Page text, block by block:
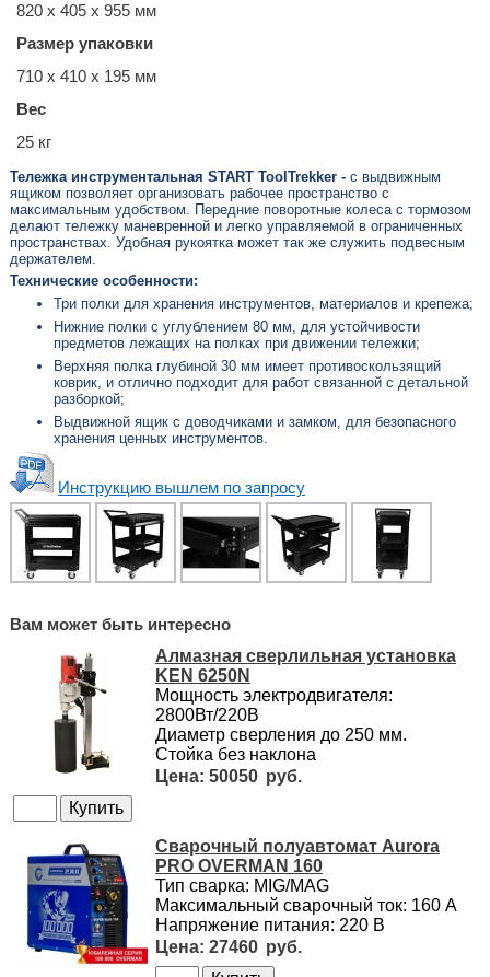
820 x 405 x 955 мм
Размер упаковки
710 x 410 x 195 мм
Вес
25 кг
Тележка инструментальная START ToolTrekker -с выдвижным
ящиком позволяет организовать рабочее пространство с
максимальным удобством. Передние поворотные колеса с тормозом
делают тележку маневренной и легко управляемой в ограниченных
пространствах. Удобная рукоятка может так же служить подвесным
держателем.
Технические особенности:
Три полки для хранения инструментов, материалов и крепежа;
Нижние полки с углублением 80 мм, для устойчивости
предметов лежащих на полках при движении тележки;
Верхняя полка глубиной 30 мм имеет противоскользящий
коврик, и отлично подходит для работ связанной с детальной
разборкой;
Выдвижной ящик с доводчиками и замком, для безопасного
хранения ценных инструментов.
Инструкцию вышлем по запросу
Вам может быть интересно
Алмазная сверлильная установка
KEN 6250N
Мощность электродвигателя:
2800Вт/220В
Диаметр сверления до 250 мм.
Стойка без наклона
50050
Сварочный полуавтомат Aurora
PRO OVERMAN 160
Тип сварка: MIG/MAG
Максимальный сварочный ток: 160 А
Напряжение питания: 220 В
27460